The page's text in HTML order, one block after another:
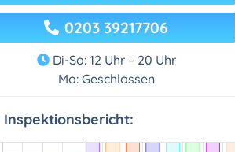
0203 39217706
Di-So: 12 Uhr – 20 Uhr
Mo: Geschlossen
Inspektionsbericht: